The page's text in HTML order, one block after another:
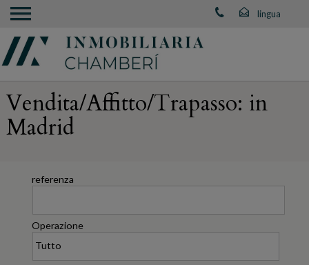
Vendita/Affitto/Trapasso: in
Madrid
referenza
Operazione